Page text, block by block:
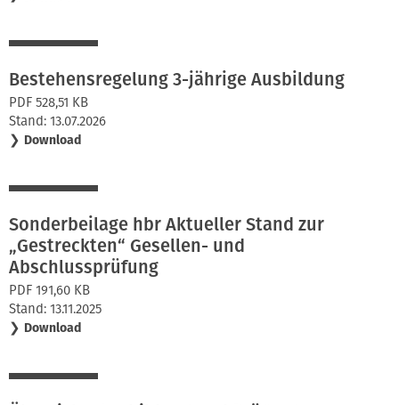
Bestehensregelung 3-jährige Ausbildung
PDF 528,51 KB
Stand: 13.07.2026
❯ Download
Sonderbeilage hbr Aktueller Stand zur
„Gestreckten“ Gesellen- und
Abschlussprüfung
PDF 191,60 KB
Stand: 13.11.2025
❯ Download